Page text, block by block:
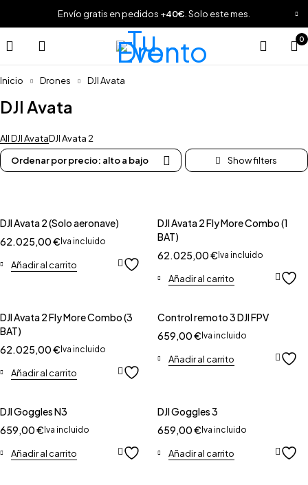
Envío gratis en pedidos +40€ . Solo este mes.
0
Inicio Drones DJI Avata
DJI Avata
All DJI AvataDJI Avata 2
Ordenar por precio: alto a bajo
DJI Avata 2 (Solo aeronave)
62.025,00€ Iva incluido
Añadir al carrito
DJI Avata 2 Fly More Combo (1
BAT)
62.025,00€ Iva incluido
Añadir al carrito
DJI Avata 2 Fly More Combo (3
BAT)
62.025,00€ Iva incluido
Añadir al carrito
Control remoto 3 DJI FPV
659,00€ Iva incluido
Añadir al carrito
DJI Goggles N3
659,00€ Iva incluido
Añadir al carrito
DJI Goggles 3
659,00€ Iva incluido
Añadir al carrito